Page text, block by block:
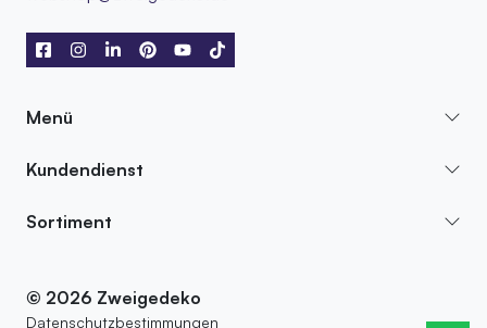
Menü
Kundendienst
Sortiment
© 2026 Zweigedeko
Datenschutzbestimmungen